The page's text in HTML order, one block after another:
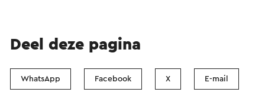
Deel deze pagina
WhatsApp Facebook X E-mail